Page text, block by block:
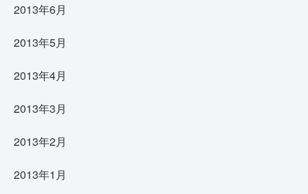
2013年6月
2013年5月
2013年4月
2013年3月
2013年2月
2013年1月